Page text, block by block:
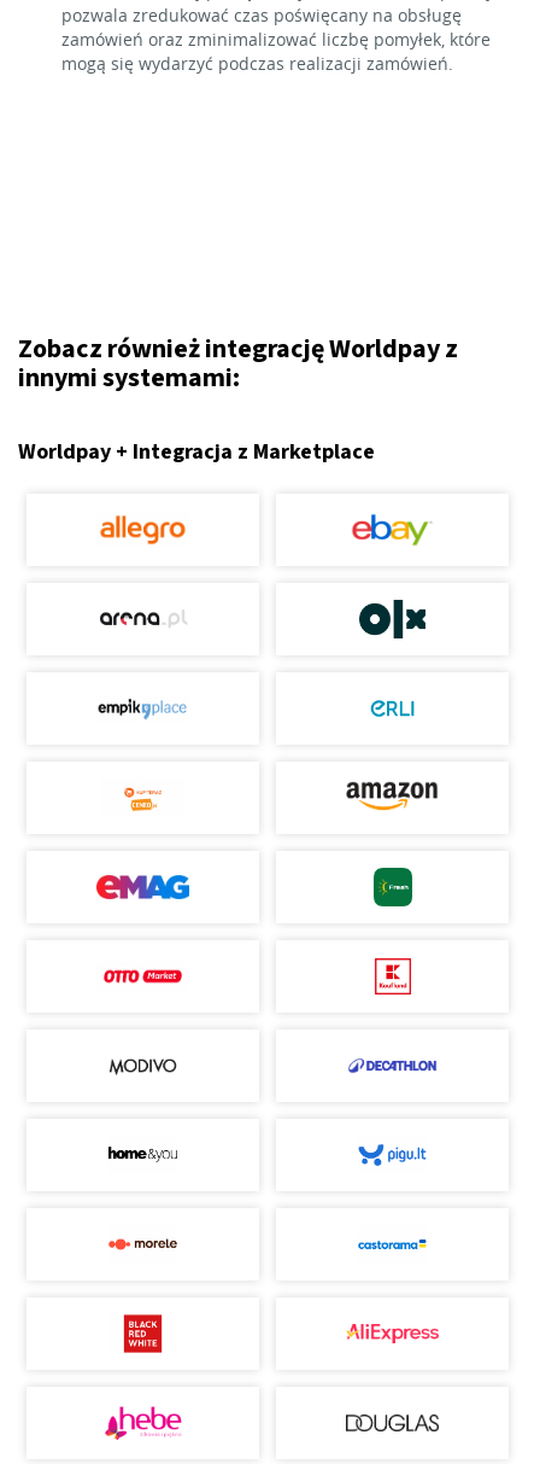
pozwala zredukować czas poświęcany na obsługę
zamówień oraz zminimalizować liczbę pomyłek, które
mogą się wydarzyć podczas realizacji zamówień.
Zobacz również integrację Worldpay z
innymi systemami:
Worldpay + Integracja z Marketplace